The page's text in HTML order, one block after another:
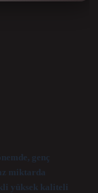
genç
miktarda
yüksek kaliteli